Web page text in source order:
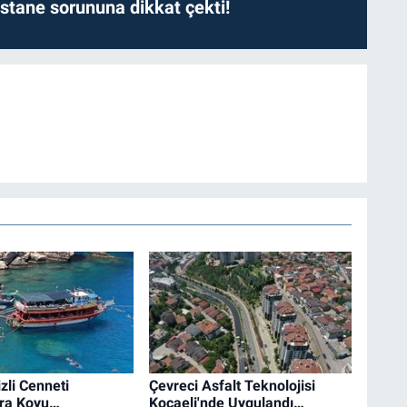
sorununa dikkat çekti!
Cenneti
Koyu…
Çevreci Asfalt Teknolojisi
Kocaeli'nde Uygulandı…